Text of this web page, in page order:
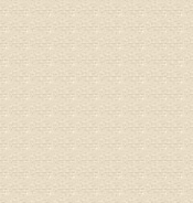
姓名
梁断裂
专家回
孙主任
姓名：